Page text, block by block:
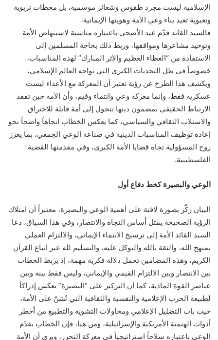
الإسلامية ليست مجرد طقوس وشعائر موسمية، بل محطات تربوية
وتعبوية تعيد بناء وعي الأمة وهويتها الإيمانية،
فالسيد القائد قدّم عيد الأضحى باعتباره مناسبة لاستنهاض الأمة
وتوحيد مشاعرها ومواقفها، وربط ذلك بحاجة المسلمين إلى
الاستفادة من “العطاء العظيم والأثر المبارك” لهذه المناسبات،
خصوصاً في ظل التحديات الكبرى التي تواجه العالم الإسلامي،
ويكشف هذا الطرح عن رؤية تعتبر أن المعركة مع الأعداء ليست
عسكرية فقط، وإنما معركة وعي وانتماء وقيم، وأن الأمة حين تفقد
الارتباط الحقيقي بمضمون دينها تتحول إلى أمة قابلة للاختراق
والاستلاب الثقافي والسياسي، كما يعكس الخطاب اتجاهاً واضحاً نحو
إعادة توظيف المناسبات الدينية في صناعة الوعي الجمعي، بما يعزز
روح المسؤولية تجاه قضايا الأمة الكبرى، وفي مقدمتها القضية
الفلسطينية.
الوعي والبصيرة كخط دفاع أول
البيان ركّز بصورة لافتة على أهمية الوعي والبصيرة، معتبراً أن امتلاك
الرؤية الصحيحة يمثل أساس النجاة والانتصار، وفي هذا السياق، دعا
السيد القائد الأمة إلى ترسيخ الانتماء الإيماني، والالتزام العملي
بمنهج الله، والثقة بالله والتوكل عليه، والتسليم لله عبر اتباع القرآن
الكريم، وهذه المضامين تحمل دلالة فكرية مهمة، إذ يربط الخطاب
بين الانتصار وبين الالتزام القيمي والإيماني، وليس فقط بينه وبين
عناصر القوة المادية، كما أن التركيز على “البصيرة” يعكس إدراكاً
لطبيعة الحرب الإعلامية والنفسية والثقافية التي تُشنّ على الأمة،
حيث بات التضليل الإعلامي ومحاولات التشويه والتطبيع من أخطر
أدوات الهيمنة الأمريكية والإسرائيلية، ومن هنا، فإن الخطاب يقدّم
الوعي باعتباره سلاحاً استراتيجياً في معركة التحرر، ويرى أن الأمة